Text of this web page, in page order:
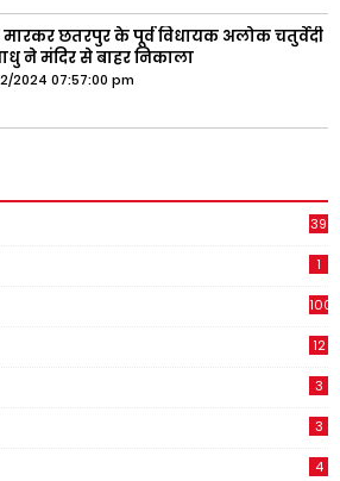
छतरपुर के पूर्व विधायक अलोक चतुर्वेदी
ने मंदिर से बाहर निकाला
2024 07:57:00 pm
39
1
1001
12
3
3
4